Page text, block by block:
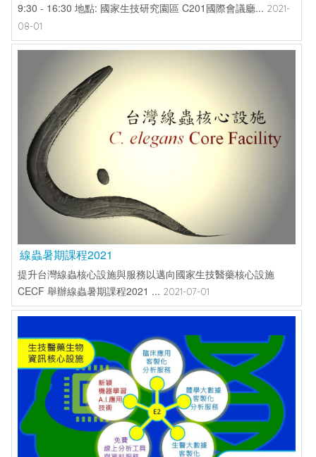
9:30 - 16:30 地點: 國家生技研究園區 C201國際會議廳... 2021-
08-01
線蟲暑期課程2021
提升台灣線蟲核心設施與服務以邁向國家生技醫藥核心設施
CECF 舉辦線蟲暑期課程2021 ... 2021-07-01